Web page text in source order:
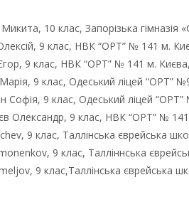
Микита, 10 клас, Запорізька гімназія
9 клас, НВК “ОРТ” № 141 м.
9 клас, НВК “ОРТ” № 141 м. Києва,
9 клас, Одеський ліцей “ОРТ”
Софія, 9 клас, Одеський ліцей
Олександр, 9 клас, НВК “ОРТ” № 141
9 клас, Таллінська єврейська
9 клас, Талліннська
9 клас,Таллінська єврейська